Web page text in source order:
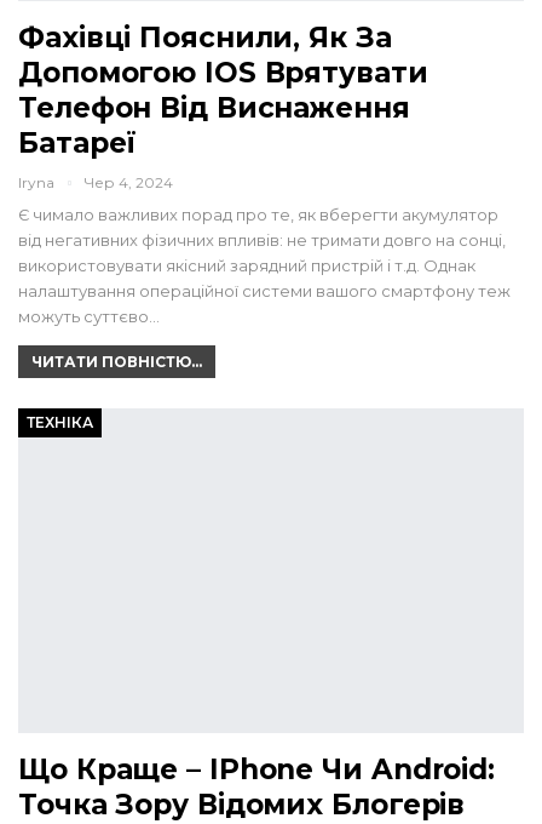
Фахівці Пояснили, Як За
Допомогою IOS Врятувати
Телефон Від Виснаження
Батареї
Iryna Чер 4, 2024
Є чимало важливих порад про те, як вберегти акумулятор
від негативних фізичних впливів: не тримати довго на сонці,
використовувати якісний зарядний пристрій і т.д. Однак
налаштування операційної системи вашого смартфону теж
можуть суттєво…
ЧИТАТИ ПОВНІСТЮ...
ТЕХНІКА
Що Краще – IPhone Чи Android:
Точка Зору Відомих Блогерів